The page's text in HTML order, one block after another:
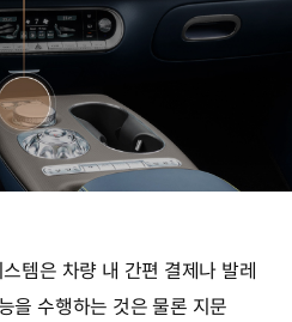
템은 차량 내 간편 결제나 발레
을 수행하는 것은 물론 지문